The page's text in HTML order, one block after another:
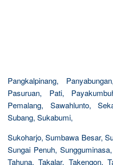
Pangkalpinang,
Pasuruan, Pati,
Pemalang, Sawahlunto,
Subang, Sukabumi,
Sukoharjo, Sumbawa Besar,
Sungai Penuh,
Tahuna, Takalar, Takengon,